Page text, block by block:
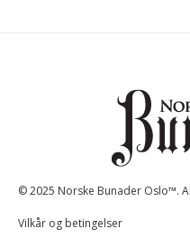
© 2025 Norske Bunader Oslo™.
Vilkår og betingelser